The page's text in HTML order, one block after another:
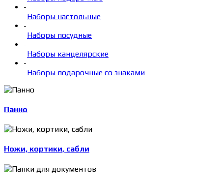
-
Наборы настольные
-
Наборы посудные
-
Наборы канцелярские
-
Наборы подарочные со знаками
Панно
Ножи, кортики, сабли